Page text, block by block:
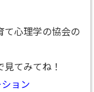
て心理学の協会の
見てみてね！
ョン